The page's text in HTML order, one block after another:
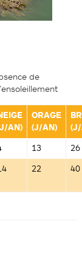
de
AN)
ORAGE
(J/AN)
(J/
13 26
22 40